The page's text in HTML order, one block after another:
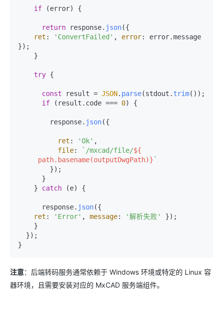
if (error) {
return response. json({
ret : 'ConvertFailed' , error: error.message
});
try {
const result = JSON. parse(stdout. trim());
if (result. code === 0) {
        response.
json({
ret : 'Ok' ,
file: `/mxcad/file/${
     path.basename(outputDwgPath)}
`
    }
catch (e) {
      response.
json({
ret : 'Error' , message: '解析失败'
});
注意：后端转码服务通常依赖于 Windows 环境或特定的 Linux 容
器环境，且需要安装对应的 MxCAD 服务端组件。